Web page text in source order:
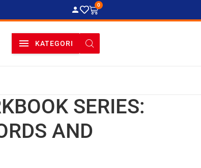
0
KATEGORI
SERIES:
AND